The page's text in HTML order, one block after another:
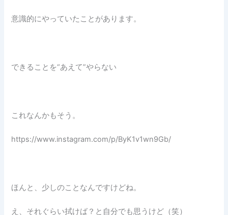
意識的にやっていたことがあります。
できることを“あえて”やらない
これなんかもそう。
https://www.instagram.com/p/ByK1v1wn9Gb/
ほんと、少しのことなんですけどね。
え、それぐらい拭けば？と自分でも思うけど（笑）